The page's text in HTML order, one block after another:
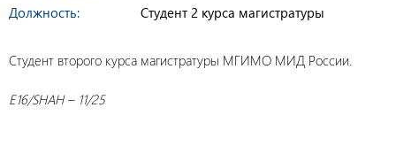
Должность:
Студент 2 курса магистратуры
Студент второго курса магистратуры МГИМО МИД России.
E16/SHAH – 11/25